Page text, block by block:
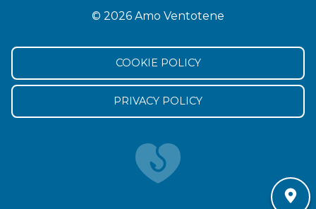
© 2026 Amo Ventotene
COOKIE POLICY
PRIVACY POLICY